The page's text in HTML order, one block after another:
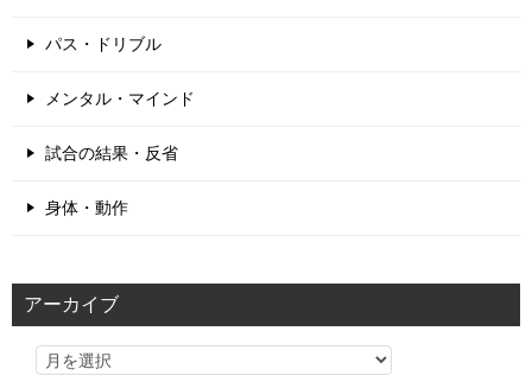
パス・ドリブル
メンタル・マインド
試合の結果・反省
身体・動作
アーカイブ